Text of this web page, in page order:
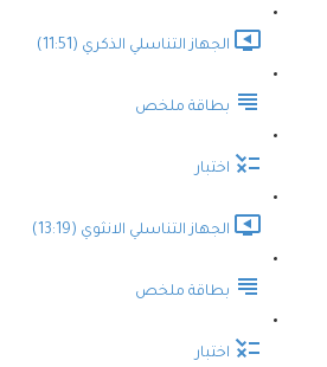
الجهاز التناسلي الذكري (11:51)
بطاقة ملخص
اختبار
الجهاز التناسلي الانثوي (13:19)
بطاقة ملخص
اختبار